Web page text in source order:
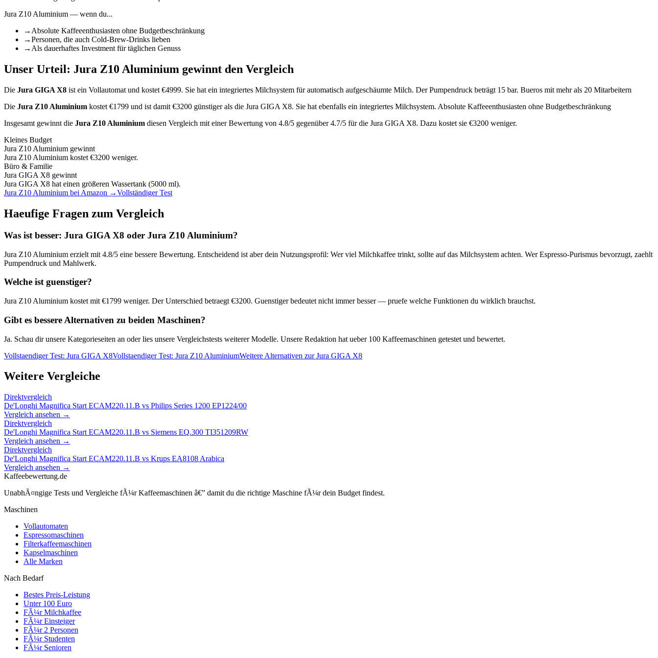
Jura Z10 Aluminium — wenn du...
→ Absolute Kaffeeenthusiasten ohne Budgetbeschränkung
→Personen, die auch Cold-Brew-Drinks lieben
→ Als dauerhaftes Investment für täglichen Genuss
Unser Urteil: Jura Z10 Aluminium gewinnt den Vergleich
Die Jura GIGA X8 ist ein Vollautomat und kostet €4999. Sie hat ein integriertes Milchsystem für automatisch aufgeschäumte Milch. Der Pumpendruck beträgt 15 bar. Bueros mit mehr als 20 Mitarbeitern
Die Jura Z10 Aluminium kostet €1799 und ist damit €3200 günstiger als die Jura GIGA X8. Sie hat ebenfalls ein integriertes Milchsystem. Absolute Kaffeeenthusiasten ohne Budgetbeschränkung
Insgesamt gewinnt die Jura Z10 Aluminium diesen Vergleich mit einer Bewertung von 4.8/5 gegenüber4.7/5 für die Jura GIGA X8. Dazu kostet sie €3200 weniger.
Kleines Budget
Jura Z10 Aluminium gewinnt
Jura Z10 Aluminium kostet €3200 weniger.
Büro & Familie
Jura GIGA X8 gewinnt
Jura GIGA X8 hat einen größeren Wassertank (5000 ml).
Jura Z10 Aluminium bei Amazon →Vollständiger Test
Haeufige Fragen zum Vergleich
Was ist besser: Jura GIGA X8 oder Jura Z10 Aluminium?
Jura Z10 Aluminium erzielt mit 4.8/5 eine bessere Bewertung. Entscheidend ist aber dein Nutzungsprofil: Wer viel Milchkaffee trinkt, sollte auf das Milchsystem achten. Wer Espresso-Purismus bevorzugt, zaehlt
Pumpendruck und Mahlwerk.
Welche ist guenstiger?
Jura Z10 Aluminium kostet mit €1799 weniger. Der Unterschied betraegt €3200. Guenstiger bedeutet nicht immer besser — pruefe welche Funktionen du wirklich brauchst.
Gibt es bessere Alternativen zu beiden Maschinen?
Ja. Schau dir unsere Kategorieseiten an oder lies unsere Vergleichstests weiterer Modelle. Unsere Redaktion hat ueber 100 Kaffeemaschinen getestet und bewertet.
Vollstaendiger Test: Jura GIGA X8Vollstaendiger Test: Jura Z10 AluminiumWeitere Alternativen zurJura GIGA X8
Weitere Vergleiche
Direktvergleich
De'Longhi Magnifica Start ECAM220.11.B vs Philips Series 1200 EP1224/00
Vergleich ansehen →
Direktvergleich
De'Longhi Magnifica Start ECAM220.11.B vs Siemens EQ.300 TI351209RW
Vergleich ansehen →
Direktvergleich
De'Longhi Magnifica Start ECAM220.11.B vs Krups EA8108 Arabica
Vergleich ansehen →
Kaffeebewertung.de
UnabhÃ¤ngige Tests und Vergleiche fÃ¼r Kaffeemaschinen â€” damit du die richtige Maschine fÃ¼r dein Budget findest.
Maschinen
Vollautomaten
Espressomaschinen
Filterkaffeemaschinen
Kapselmaschinen
Alle Marken
Nach Bedarf
Bestes Preis-Leistung
Unter 100 Euro
FÃ¼r Milchkaffee
FÃ¼r Einsteiger
FÃ¼r 2 Personen
FÃ¼r Studenten
FÃ¼r Senioren